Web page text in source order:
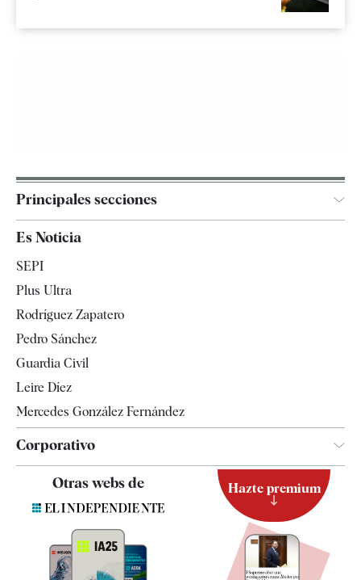
Principales secciones
España
Televisión
Es Noticia
SEPI
Plus Ultra
Rodríguez Zapatero
Pedro Sánchez
Guardia Civil
Leire Díez
Mercedes González Fernández
Corporativo
Contacto
Quiénes somos
Otras webs de Hazte premium